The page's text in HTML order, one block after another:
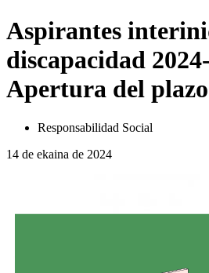
Aspirantes
discapacidad
Apertura del
Responsabilidad Social
14 de ekaina de 2024